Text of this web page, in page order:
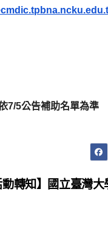
7/5公告補助名單為準
動轉知】國立臺灣